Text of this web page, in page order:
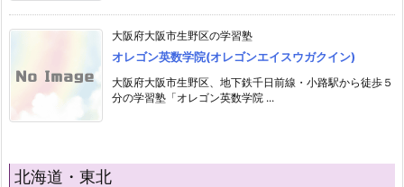
大阪府大阪市生野区の学習塾
オレゴン英数学院(オレゴンエイスウガクイン)
大阪府大阪市生野区、地下鉄千日前線・小路駅から徒歩５
分の学習塾「オレゴン英数学院 ...
北海道・東北